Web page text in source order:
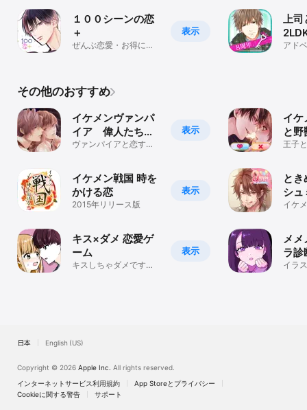
理想の恋愛ストーリーを体験することができます。
ボルテージはこれからも、すべての女性に"胸キュン"をお届けして
まいります。
・オフラインでは動作いたしません。必ずインターネット接続可能
・アプリをアンインストールされると、購入済みアイテム、プレイ
中のデータが全て削除されます。
・購入されたアイテムの払い戻しには応じかねますので、予めご了
承ください。
表示
１００シーンの恋
＋
ぜんぶ恋愛・お得にイ
上
アド
その他のおすすめ
表示
イケメンヴァンパ
イア 偉人たちと
恋の誘惑 人気恋
ヴァンパイアと恋する
表示
イケメン戦国 時を
かける恋
2015年リリース版
表示
キス×ダメ 恋愛ゲ
ーム
キスしちゃダメです
イケ
と野
恋
王子
と
シュ
ン・
イケ
メ
ラ診
格診
イラ
日本 English (US)
Copyright © 2026 Apple Inc. All rights reserved.
インターネットサービス利用規約
App Storeとプライバシー
Cookieに関する警告
サポート